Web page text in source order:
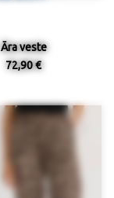
Āra veste
72,90 €